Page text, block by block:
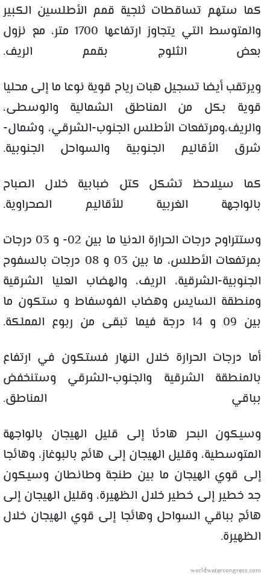
كما ستهم تساقطات ثلجية قمم الأطلسين الكبير
والمتوسط التي يتجاوز ارتفاعها 1700 متر، مع نزول
بعض الثلوج بقمم الريف.
ويرتقب أيضا تسجيل هبات رياح قوية نوعا ما إلى محليا
قوية بكل من المناطق الشمالية والوسطى،
والريف،ومرتفعات الأطلس الجنوب-الشرقي، وشمال-
شرق الأقاليم الجنوبية والسواحل الجنوبية.
كما سيلاحظ تشكل كتل ضبابية خلال الصباح
بالواجهة الغربية للأقاليم الصحراوية.
وستتراوح درجات الحرارة الدنيا ما بين 02- و 03 درجات
بمرتفعات الأطلس، ما بين 03 و 08 درجات بالسفوح
الجنوبية-الشرقية، الريف، والهضاب العليا الشرقية
ومنطقة السايس وهضاب الفوسفاط و ستكون ما
بين 09 و 14 درجة فيما تبقى من ربوع المملكة.
أما درجات الحرارة خلال النهار فستكون في ارتفاع
بالمنطقة الشرقية والجنوب-الشرقي وستنخفض
بباقي المناطق.
وسيكون البحر هادئا إلى قليل الهيجان بالواجهة
المتوسطية، وقليل الهيجان إلى هائج بالبوغاز، وهائجا
إلى قوي الهيجان ما بين طنجة وطانطان وسيكون
جد خطير إلى خطير خلال الظهيرة، وقليل الهيجان إلى
هائج بباقي السواحل وهائجا إلى قوي الهيجان خلال
الظهيرة.
worldwatercongress.com